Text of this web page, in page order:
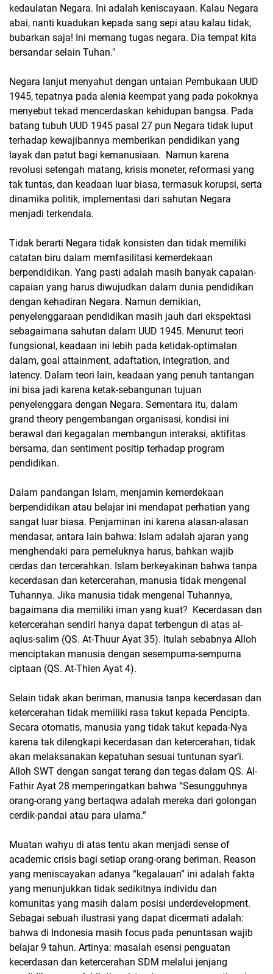
kedaulatan Negara. Ini adalah keniscayaan. Kalau Negara
abai, nanti kuadukan kepada sang sepi atau kalau tidak,
bubarkan saja! Ini memang tugas negara. Dia tempat kita
bersandar selain Tuhan."
Negara lanjut menyahut dengan untaian Pembukaan UUD
1945, tepatnya pada alenia keempat yang pada pokoknya
menyebut tekad mencerdaskan kehidupan bangsa. Pada
batang tubuh UUD 1945 pasal 27 pun Negara tidak luput
terhadap kewajibannya memberikan pendidikan yang
layak dan patut bagi kemanusiaan. Namun karena
revolusi setengah matang, krisis moneter, reformasi yang
tak tuntas, dan keadaan luar biasa, termasuk korupsi, serta
dinamika politik, implementasi dari sahutan Negara
menjadi terkendala.
Tidak berarti Negara tidak konsisten dan tidak memiliki
catatan biru dalam memfasilitasi kemerdekaan
berpendidikan. Yang pasti adalah masih banyak capaian-
capaian yang harus diwujudkan dalam dunia pendidikan
dengan kehadiran Negara. Namun demikian,
penyelenggaraan pendidikan masih jauh dari ekspektasi
sebagaimana sahutan dalam UUD 1945. Menurut teori
fungsional, keadaan ini lebih pada ketidak-optimalan
dalam, goal attainment, adaftation, integration, and
latency. Dalam teori lain, keadaan yang penuh tantangan
ini bisa jadi karena ketak-sebangunan tujuan
penyelenggara dengan Negara. Sementara itu, dalam
grand theory pengembangan organisasi, kondisi ini
berawal dari kegagalan membangun interaksi, aktifitas
bersama, dan sentiment positip terhadap program
pendidikan.
Dalam pandangan Islam, menjamin kemerdekaan
berpendidikan atau belajar ini mendapat perhatian yang
sangat luar biasa. Penjaminan ini karena alasan-alasan
mendasar, antara lain bahwa: Islam adalah ajaran yang
menghendaki para pemeluknya harus, bahkan wajib
cerdas dan tercerahkan. Islam berkeyakinan bahwa tanpa
kecerdasan dan ketercerahan, manusia tidak mengenal
Tuhannya. Jika manusia tidak mengenal Tuhannya,
bagaimana dia memiliki iman yang kuat? Kecerdasan dan
ketercerahan sendiri hanya dapat terbengun di atas al-
aqlus-salim (QS. At-Thuur Ayat 35). Itulah sebabnya Alloh
menciptakan manusia dengan sesempurna-sempurna
ciptaan (QS. At-Thien Ayat 4).
Selain tidak akan beriman, manusia tanpa kecerdasan dan
ketercerahan tidak memiliki rasa takut kepada Pencipta.
Secara otomatis, manusia yang tidak takut kepada-Nya
karena tak dilengkapi kecerdasan dan ketercerahan, tidak
akan melaksanakan kepatuhan sesuai tuntunan syar’i.
Alloh SWT dengan sangat terang dan tegas dalam QS. Al-
Fathir Ayat 28 memperingatkan bahwa “Sesungguhnya
orang-orang yang bertaqwa adalah mereka dari golongan
cerdik-pandai atau para ulama.”
Muatan wahyu di atas tentu akan menjadi sense of
academic crisis bagi setiap orang-orang beriman. Reason
yang meniscayakan adanya “kegalauan” ini adalah fakta
yang menunjukkan tidak sedikitnya individu dan
komunitas yang masih dalam posisi underdevelopment.
Sebagai sebuah ilustrasi yang dapat dicermati adalah:
bahwa di Indonesia masih focus pada penuntasan wajib
belajar 9 tahun. Artinya: masalah esensi penguatan
kecerdasan dan ketercerahan SDM melalui jenjang